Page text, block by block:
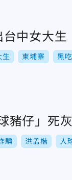
台中女大
生 柬埔寨 黑
豬仔」死
騙 洪孟楷 人